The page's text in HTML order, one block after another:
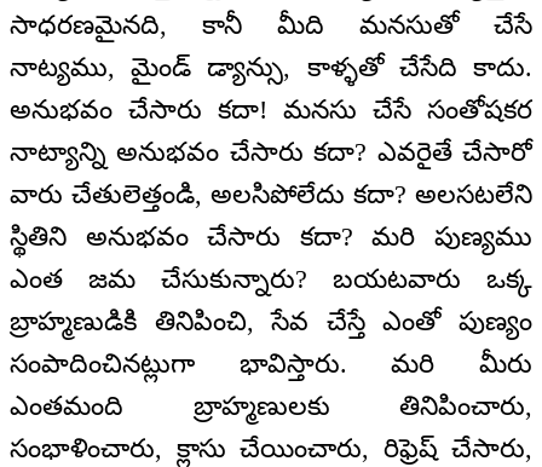
సాధరణమైనది, కానీ మీది మనసుతో చేసే
నాట్యము, మైండ్‌ డ్యాన్సు, కాళ్ళతో చేసేది కాదు.
అనుభవం చేసారు కదా! మనసు చేసే సంతోషకర
నాట్యాన్ని అనుభవం చేసారు కదా? ఎవరైతే చేసారో
వారు చేతులెత్తండి, అలసిపోలేదు కదా? అలసటలేని
స్థితిని అనుభవం చేసారు కదా? మరి పుణ్యము
ఎంత జమ చేసుకున్నారు? బయటవారు ఒక్క
బ్రాహ్మణుడికి తినిపించి, సేవ చేస్తే ఎంతో పుణ్యం
సంపాదించినట్లుగా భావిస్తారు. మరి మీరు
ఎంతమంది బ్రాహ్మణులకు తినిపించారు,
సంభాళించారు, క్లాసు చేయించారు, రిఫ్రెష్‌ చేసారు,